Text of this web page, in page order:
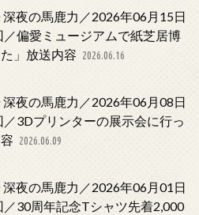
深夜の馬鹿力／2026年06月15日
／偏愛ミュージアムで紙芝居博
」放送内容 2026.06.16
深夜の馬鹿力／2026年06月08日
／3Dプリンターの展示会に行っ
2026.06.09
深夜の馬鹿力／2026年06月01日
／30周年記念Tシャツ先着2,000